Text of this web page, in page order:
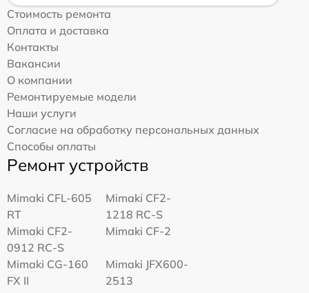
Стоимость ремонта
Оплата и доставка
Контакты
Вакансии
О компании
Ремонтируемые модели
Наши услуги
Согласие на обработку персональных данных
Способы оплаты
Ремонт устройств
Mimaki CFL-605
RT
Mimaki CF2-
1218 RC-S
Mimaki CF2-
0912 RC-S
Mimaki CF-2
Mimaki CG-160
FX II
Mimaki JFX600-
2513